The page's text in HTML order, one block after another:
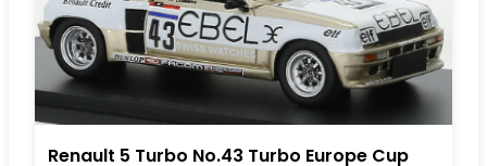
Renault 5 Turbo No.43 Turbo Europe Cup